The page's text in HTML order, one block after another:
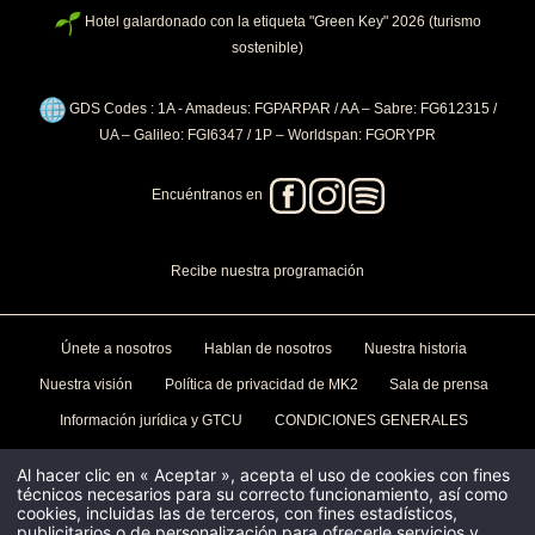
Hotel galardonado con la etiqueta "Green Key" 2026 (turismo
sostenible)
GDS Codes : 1A - Amadeus: FGPARPAR / AA – Sabre: FG612315 /
UA – Galileo: FGI6347 / 1P – Worldspan: FGORYPR
Encuéntranos en
Recibe nuestra programación
Únete a nosotros Hablan de nosotros Nuestra historia
Nuestra visión Política de privacidad de MK2 Sala de prensa
Información jurídica y GTCU CONDICIONES GENERALES
GALERÍA
REGALOS 🎁
CONTACTO Y ACCESO
Hotel Paradiso
135 boulevard Diderot, 75012 Paris
películas y series
Couleurs, para ver
enviarle los boletines de mk2.
cualquier momento utilizando
Hotel Paradiso y sea
informado de la
Su dirección de correo
enviarle los boletines de mk2.
boletín. Menciones legales
Al hacer clic en « Aceptar », acepta el uso de cookies con fines
técnicos necesarios para su correcto funcionamiento, así como
cookies, incluidas las de terceros, con fines estadísticos,